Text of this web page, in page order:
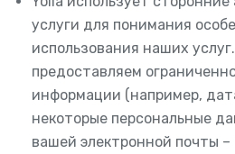
услуги для понимания
использования наших
предоставляем
информации (например,
некоторые персональные
вашей электронной почты